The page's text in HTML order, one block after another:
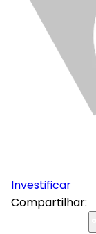
Investificar
Compartilhar: